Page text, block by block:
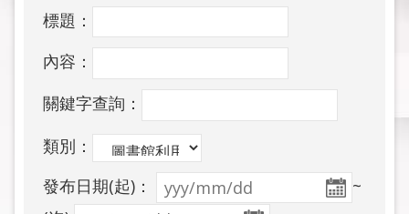
活
報
導
於
標題：
內容：
關鍵字查詢：
類別：
發布日期(起)：
~